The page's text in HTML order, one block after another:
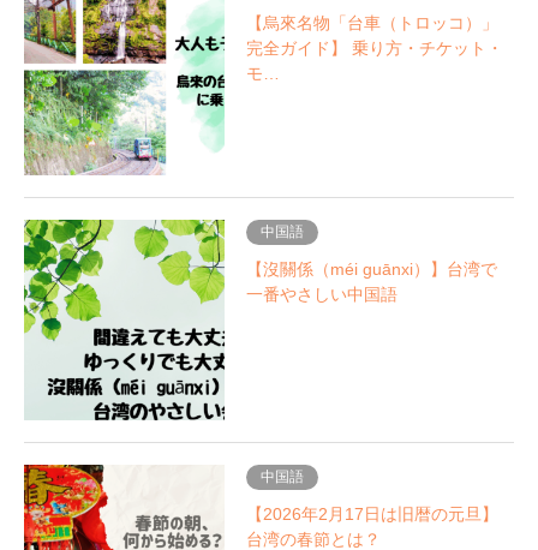
【烏來名物「台車（トロッコ）」
完全ガイド】 乗り方・チケット・
モ…
中国語
【沒關係（méi guānxi）】台湾で
一番やさしい中国語
中国語
【2026年2月17日は旧暦の元旦】
台湾の春節とは？